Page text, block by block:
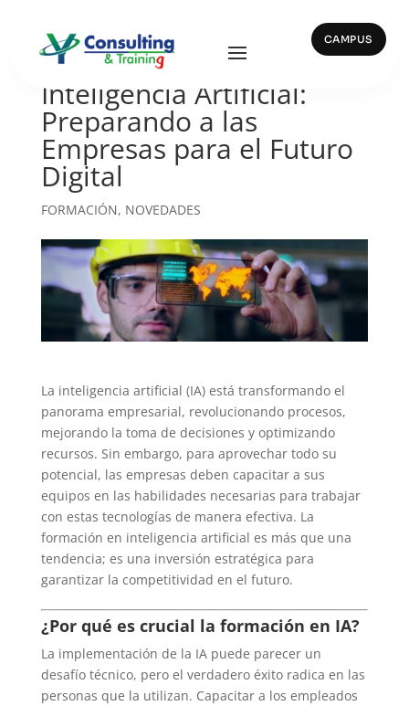
CAMPUS
Formación en
Inteligencia Artificial:
Preparando a las
Empresas para el Futuro
Digital
FORMACIÓN, NOVEDADES
La inteligencia artificial (IA) está transformando el
panorama empresarial, revolucionando procesos,
mejorando la toma de decisiones y optimizando
recursos. Sin embargo, para aprovechar todo su
potencial, las empresas deben capacitar a sus
equipos en las habilidades necesarias para trabajar
con estas tecnologías de manera efectiva. La
formación en inteligencia artificial es más que una
tendencia; es una inversión estratégica para
garantizar la competitividad en el futuro.
¿Por qué es crucial la formación en IA?
La implementación de la IA puede parecer un
desafío técnico, pero el verdadero éxito radica en las
personas que la utilizan. Capacitar a los empleados